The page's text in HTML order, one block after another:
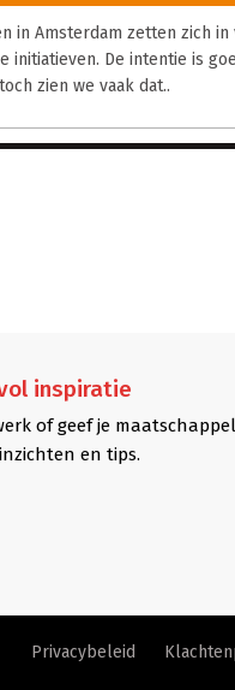
in Amsterdam zetten zich in
initiatieven. De intentie is
toch zien we vaak dat..
inspiratie
of geef je
en tips.
Privacybeleid